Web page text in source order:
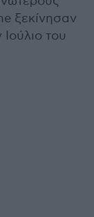
ξεκίνησαν
του